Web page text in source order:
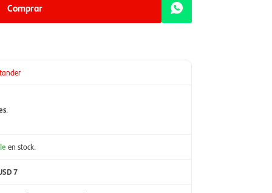
Comprar
.
en stock.
7